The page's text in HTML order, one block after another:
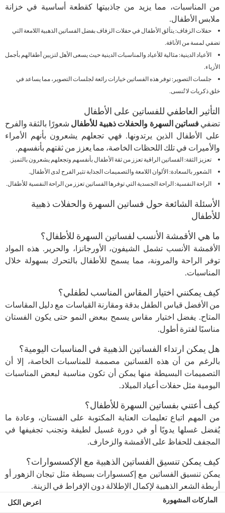
من المناسبات، مما يزيد من جاذبيتها كقطعة أساسية في خزانة
ملابس الأطفال.
حفلات الزفاف: يتألق الأطفال في حفلات الزفاف بفضل الفساتين الذهبية اللامعة التي
تضفي لمسة من الأناقة.
الأعياد الدينية: مثالية للأعياد والمناسبات الدينية حيث يسعى الأهل لتزيين أطفالهم بأجمل
الأزياء.
جلسات التصوير: توفر هذه الفساتين خيارات رائعة لجلسات التصوير، مما يساعد في
خلق ذكريات لا تُنسى.
التأثير العاطفي للفساتين على الأطفال
تضفي فساتين السهرة والحفلات ذهبية للأطفالشعورًا بالثقة والفرح
على الأطفال الذين يرتدونها. فهي تجعلهم يشعرون بأنهم الأمراء
والأميرات في تلك اللحظات الخاصة، مما يعزز من ثقتهم بأنفسهم.
تعزيز الثقة: الفساتين الراقية تعزز من ثقة الأطفال بأنفسهم وتجعلهم يشعرون بالتميز.
الشعور بالسعادة: الألوان اللامعة والتصميمات الجذابة تثير الفرح لدى الأطفال.
الراحة النفسية: الراحة الجسدية التي توفرها الفساتين تعزز من الراحة النفسية للأطفال.
الأسئلة الشائعة حول فساتين السهرة والحفلات ذهبية
للأطفال
ما هي الأقمشة الأنسب لفساتين السهرة للأطفال؟
الأقمشة الأنسب تشمل الشيفون، الأورجانزا، والحرير. هذه المواد
توفر الراحة والمرونة، مما يسمح للأطفال بالتحرك بسهولة خلال
المناسبات.
كيف يمكنني اختيار المقاس المناسب لطفلي؟
من الأفضل قياس الطفل بدقة ومقارنة القياسات مع دليل المقاسات
المتاح. يفضل اختيار مقاس يسمح ببعض النمو حتى يكون الفستان
مناسبًا لفترة أطول.
هل يمكن ارتداء الفساتين الذهبية في المناسبات اليومية؟
بالرغم من أن هذه الفساتين مصممة للمناسبات الخاصة، إلا أن
التصميمات البسيطة منها يمكن أن تكون مناسبة لبعض المناسبات
اليومية مثل حفلات أعياد الميلاد.
كيف أعتني بفساتين السهرة للأطفال؟
من المهم اتباع تعليمات العناية المكتوبة على الفستان، وعادة ما
يُفضل غسلها يدويًا أو في دورة غسيل لطيفة وتجنب تجفيفها في
المجفف للحفاظ على الأقمشة والزخارف.
كيف يمكن تنسيق الفساتين الذهبية مع الإكسسوارات؟
يمكن تنسيق الفساتين مع إكسسوارات بسيطة مثل تيجان الزهور أو
أربطة الشعر الذهبية لإكمال الإطلالة دون الإفراط في الزينة.
الماركات المشهورة اعرض الكل